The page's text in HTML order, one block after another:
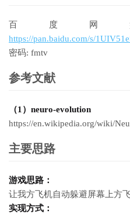
百度网
https://pan.baidu.com/s/
密码: fmtv
参考文献
（1）neuro-evolution
https://en.wikipedia.org/wiki/
主要思路
游戏思路：
让我方飞机自动躲避屏幕上方
实现方式：